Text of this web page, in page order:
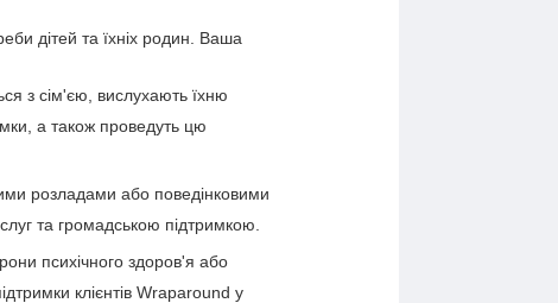
дітей та їхніх родин. Ваша
з сім'єю, вислухають їхню
а також проведуть цю
розладами або поведінковими
та громадською підтримкою.
психічного здоров'я або
клієнтів Wraparound у